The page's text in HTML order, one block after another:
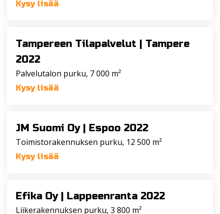
Kysy lisää
Tampereen Tilapalvelut | Tampere
2022
Palvelutalon purku, 7 000 m²
Kysy lisää
JM Suomi Oy | Espoo 2022
Toimistorakennuksen purku, 12 500 m²
Kysy lisää
Efika Oy | Lappeenranta 2022
Liikerakennuksen purku, 3 800 m²